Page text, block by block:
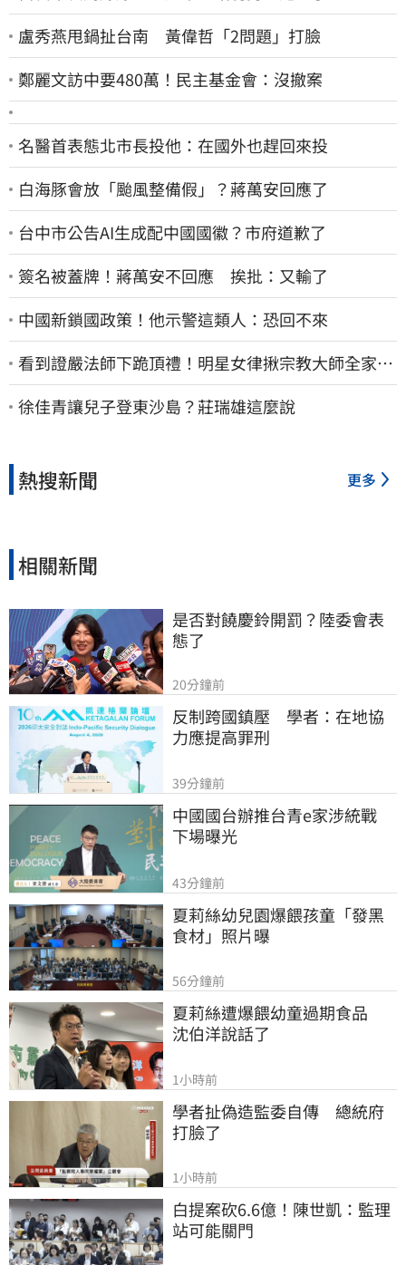
盧秀燕甩鍋扯台南 黃偉哲「2問題」打臉
鄭麗文訪中要480萬！民主基金會：沒撤案
名醫首表態北市長投他：在國外也趕回來投
白海豚會放「颱風整備假」？蔣萬安回應了
台中市公告AI生成配中國國徽？市府道歉了
簽名被蓋牌！蔣萬安不回應 挨批：又輸了
中國新鎖國政策！他示警這類人：恐回不來
看到證嚴法師下跪頂禮！明星女律揪宗教大師全家詐
慈濟…全家爽睡黃金堆
徐佳青讓兒子登東沙島？莊瑞雄這麼說
熱搜新聞 更多
相關新聞
是否對饒慶鈴開罰？陸委會表
態了
20分鐘前
反制跨國鎮壓　學者：在地協
力應提高罪刑
39分鐘前
中國國台辦推台青e家涉統戰
下場曝光
43分鐘前
夏莉絲幼兒園爆餵孩童「發黑
食材」照片曝
56分鐘前
夏莉絲遭爆餵幼童過期食品
沈伯洋說話了
1小時前
學者扯偽造監委自傳　總統府
打臉了
1小時前
白提案砍6.6億！陳世凱：監理
站可能關門